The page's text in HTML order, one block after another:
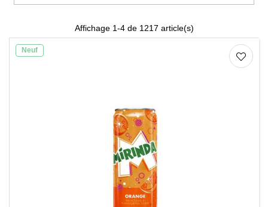
Affichage 1-4 de 1217 article(s)
Neuf